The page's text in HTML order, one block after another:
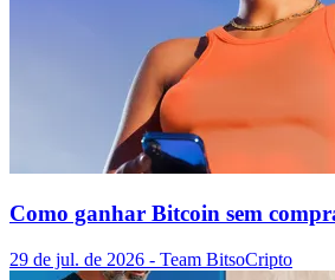
Como ganhar Bitcoin sem
29 de jul. de 2026 - Team BitsoCripto